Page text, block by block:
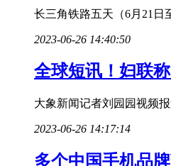
长三角铁路五天（6月21日
2023-06-26 14:40:50
全球短讯！妇联
大象新闻记者刘园园视频
2023-06-26 14:17:14
多个中国手机品